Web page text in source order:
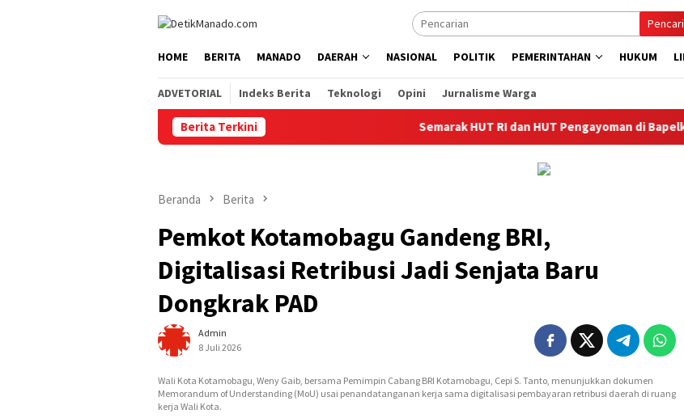
HOME BERITA MANADO DAERAH NASIONAL POLITIK PEMERINTAHAN HUKUM
ADVETORIAL Indeks Berita Teknologi Opini Jurnalisme Warga
Berita Terkini Semarak HUT RI dan HUT Pengayoman di Bapelkum
Beranda Berita
Pemkot Kotamobagu Gandeng BRI,
Digitalisasi Retribusi Jadi Senjata Baru
Dongkrak PAD
Admin
8 Juli 2026
Wali Kota Kotamobagu, Weny Gaib, bersama Pemimpin Cabang BRI Kotamobagu, Cepi S. Tanto, menunjukkan dokumen
Memorandum of Understanding (MoU) usai penandatanganan kerja sama digitalisasi pembayaran retribusi daerah di ruang
kerja Wali Kota.